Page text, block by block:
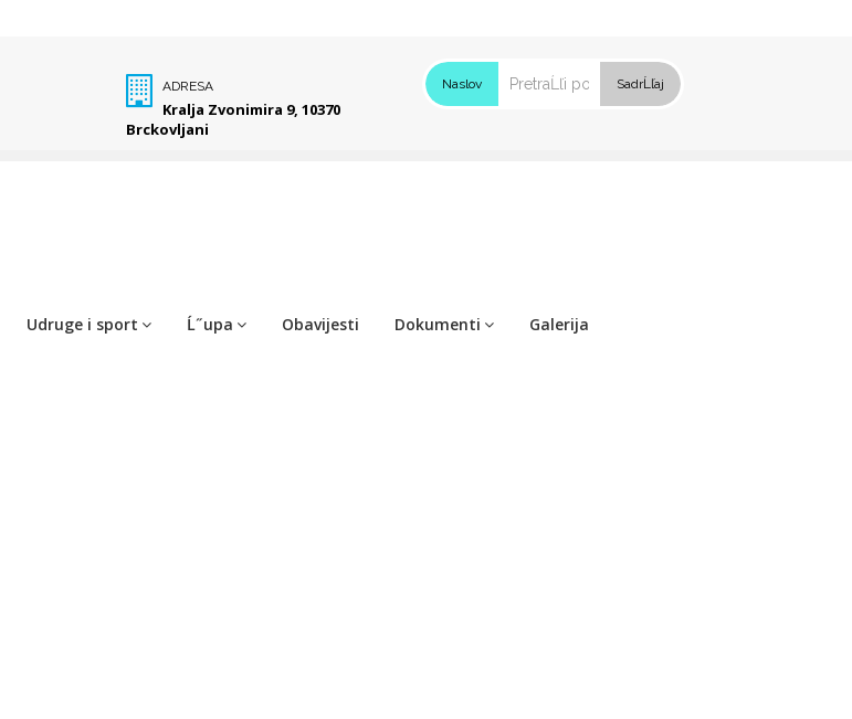
ADRESA
Kralja Zvonimira 9, 10370
Brckovljani
Naslov SadrĹľaj
Udruge i sport Ĺ˝upa Obavijesti Dokumenti Galerija